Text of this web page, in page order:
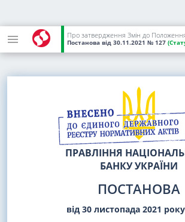
Постанова від 30.11.2021 № 127
ПРАВЛІННЯ
БАНКУ УКРАЇНИ
ПОСТАНОВА
від 30 листопада 2021